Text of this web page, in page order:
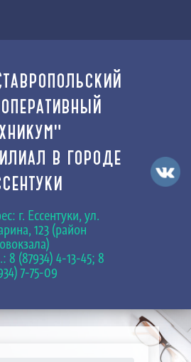
в городе
г. Ессентуки, ул.
123 (район
8 (87934) 4-13-45; 8
7-75-09